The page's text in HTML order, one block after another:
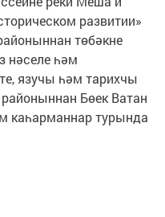
развитии»
төбәкне
нәселе һәм
язучы һәм тарихчы
Бөек Ватан
каһарманнар турында